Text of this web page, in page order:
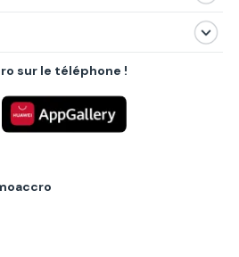
sur le téléphone !